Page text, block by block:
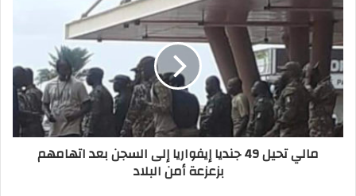
مالي تحيل 49 جنديا إيفواريا إلى السجن بعد اتهامهم
بزعزعة أمن البلاد